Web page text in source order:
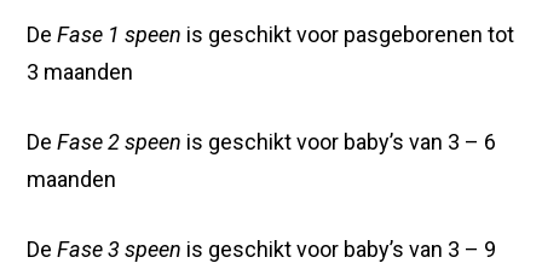
De Fase 1 speen is geschikt voor pasgeborenen tot
3 maanden
DeFase 2 speen is geschikt voor baby’s van 3 – 6
maanden
DeFase 3 speen is geschikt voor baby’s van 3 – 9